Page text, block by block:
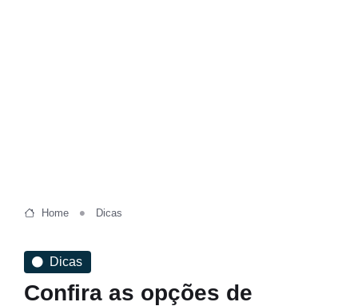
Home Dicas
Dicas
Confira as opções de